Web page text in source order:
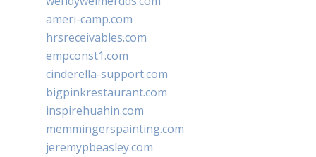
ameri-camp.com
hrsreceivables.com
empconst1.com
cinderella-support.com
bigpinkrestaurant.com
inspirehuahin.com
memmingerspainting.com
jeremypbeasley.com